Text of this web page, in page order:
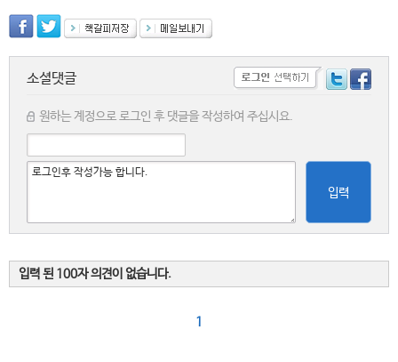
소셜댓글
원하는 계정으로 로그인 후 댓글을 작성하여 주십시요.
입력
입력 된 100자 의견이 없습니다.
1